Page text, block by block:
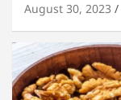
August 30, 2023